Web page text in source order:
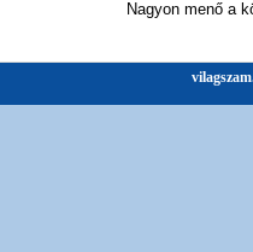
Nagyon menő a